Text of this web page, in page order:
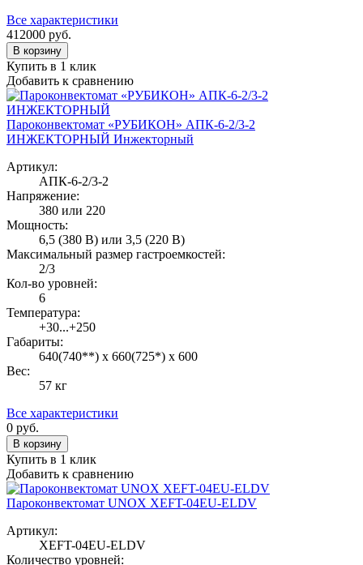
Все характеристики
412000 руб.
В корзину
Купить в 1 клик
Добавить к сравнению
Пароконвектомат «РУБИКОН» АПК-6-2/3-2
ИНЖЕКТОРНЫЙ Инжекторный
Артикул:
АПК-6-2/3-2
Напряжение:
380 или 220
Мощность:
6,5 (380 В) или 3,5 (220 В)
Максимальный размер гастроемкостей:
2/3
Кол-во уровней:
6
Температура:
+30...+250
Габариты:
640(740**) х 660(725*) х 600
Вес:
57 кг
Все характеристики
0 руб.
В корзину
Купить в 1 клик
Добавить к сравнению
Пароконвектомат UNOX XEFT-04EU-ELDV
Артикул:
XEFT-04EU-ELDV
Количество уровней: